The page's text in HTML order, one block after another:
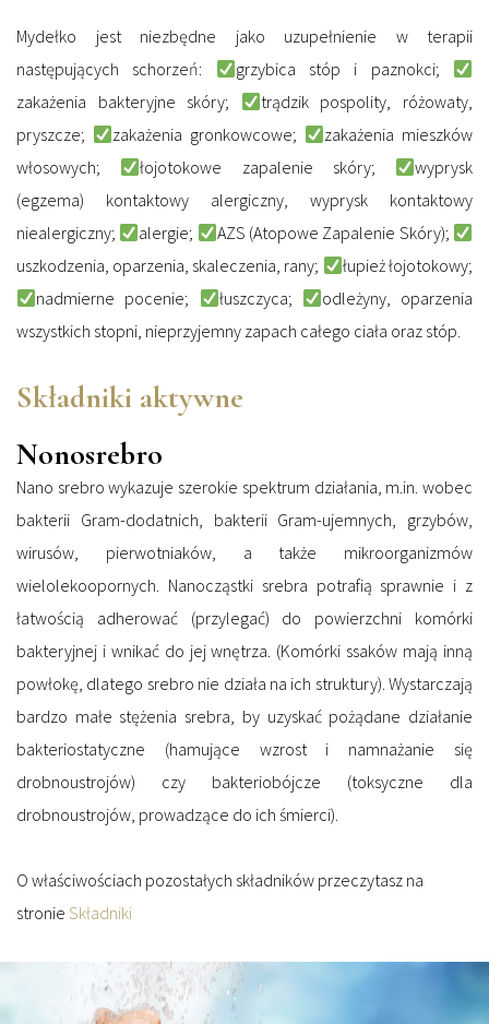
Mydełko jest niezbędne jako uzupełnienie w terapii
następujących schorzeń:
grzybica stóp i paznokci;
zakażenia bakteryjne skóry;
trądzik pospolity, różowaty,
pryszcze;
zakażenia gronkowcowe;
zakażenia mieszków
włosowych;
łojotokowe zapalenie skóry;
wyprysk
(egzema) kontaktowy alergiczny, wyprysk kontaktowy
niealergiczny;
alergie;
AZS (Atopowe Zapalenie Skóry);
uszkodzenia, oparzenia, skaleczenia, rany;
łupież łojotokowy;
nadmierne pocenie;
łuszczyca;
odleżyny, oparzenia
wszystkich stopni, nieprzyjemny zapach całego ciała oraz stóp.
Składniki aktywne
Nonosrebro
Nano srebro wykazuje szerokie spektrum działania, m.in. wobec
bakterii Gram-dodatnich, bakterii Gram-ujemnych, grzybów,
wirusów, pierwotniaków, a także mikroorganizmów
wielolekoopornych. Nanocząstki srebra potrafią sprawnie i z
łatwością adherować (przylegać) do powierzchni komórki
bakteryjnej i wnikać do jej wnętrza. (Komórki ssaków mają inną
powłokę, dlatego srebro nie działa na ich struktury). Wystarczają
bardzo małe stężenia srebra, by uzyskać pożądane działanie
bakteriostatyczne (hamujące wzrost i namnażanie się
drobnoustrojów) czy bakteriobójcze (toksyczne dla
drobnoustrojów, prowadzące do ich śmierci).
O właściwościach pozostałych składników przeczytasz na
stronie Składniki